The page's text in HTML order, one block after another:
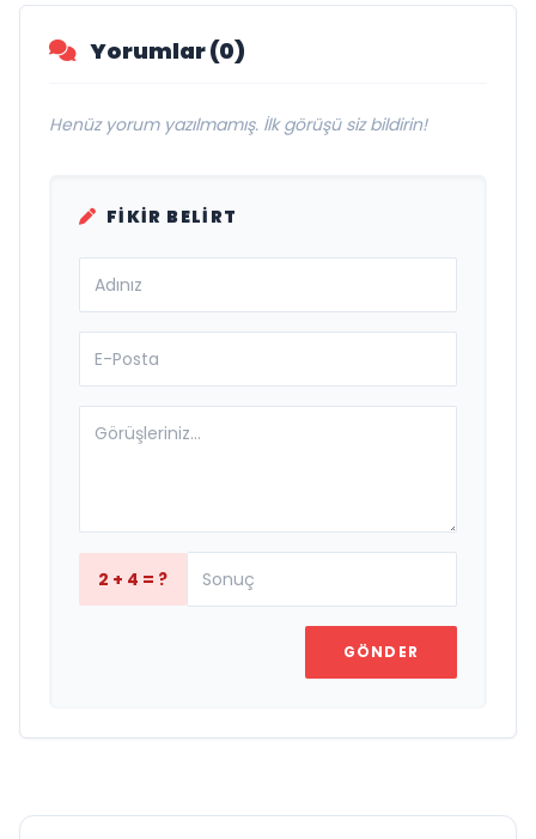
Yorumlar (0)
Henüz yorum yazılmamış. İlk görüşü siz bildirin!
FIKIR BELIRT
2 + 4 = ?
GÖNDER